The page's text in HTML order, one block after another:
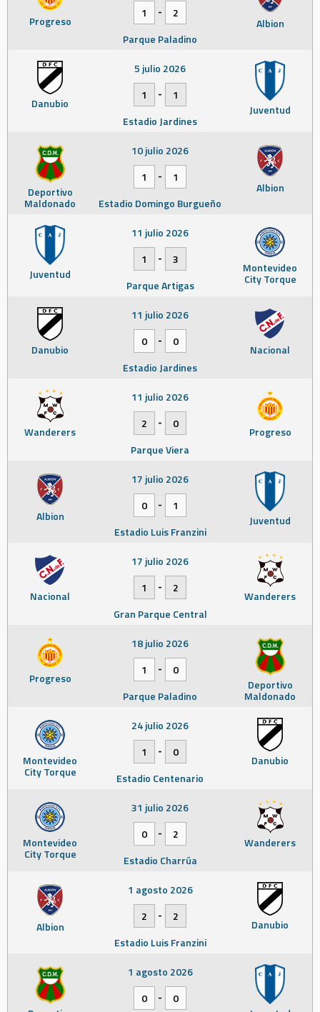
Progreso Albion
1
-
2
Parque Paladino
Danubio Juventud
5 julio 2026
1
-
1
Estadio Jardines
Deportivo
Maldonado
Albion
10 julio 2026
1
-
1
Estadio Domingo Burgueño
Juventud Montevideo
City Torque
11 julio 2026
1
-
3
Parque Artigas
Danubio Nacional
11 julio 2026
0
-
0
Estadio Jardines
Wanderers Progreso
11 julio 2026
2
-
0
Parque Viera
Albion Juventud
17 julio 2026
0
-
1
Estadio Luis Franzini
Nacional Wanderers
17 julio 2026
1
-
2
Gran Parque Central
Progreso Deportivo
Maldonado
18 julio 2026
1
-
0
Parque Paladino
Montevideo
City Torque
Danubio
24 julio 2026
1
-
0
Estadio Centenario
Montevideo
City Torque
Wanderers
31 julio 2026
0
-
2
Estadio Charrúa
Albion Danubio
1 agosto 2026
2
-
2
Estadio Luis Franzini
1 agosto 2026
0
- 0